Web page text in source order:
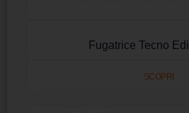
Fugatrice Tecno
SCOPRI